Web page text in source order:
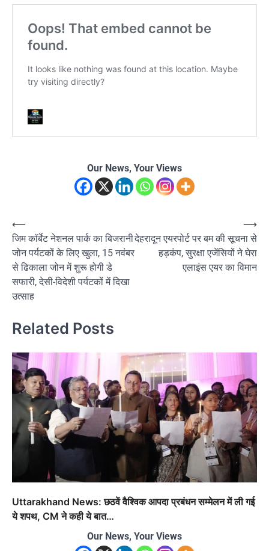
Our News, Your Views
Post
navigation
⟵
जिम कॉर्बेट नेशनल पार्क का बिजरानी
जोन पर्यटकों के लिए खुला, 15 नवंबर
से ढिकाला जोन में शुरू होगी डे
सफारी, देसी-विदेशी पर्यटकों में दिखा
उत्साह
देहरादून एयरपोर्ट पर बम की सूचना से
हड़कंप, सुरक्षा एजेंसियों ने घेरा
एलाइंस एयर का विमान
⟶
Related Posts
Uttarakhand News: छठवें वैश्विक आपदा प्रबंधन सम्मेलन में ली गई
ये शपथ, CM ने कही ये बात…
Our News, Your Views